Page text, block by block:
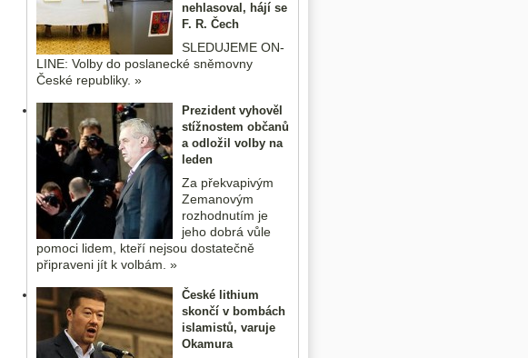
nehlasoval, hájí se
F. R. Čech
SLEDUJEME ON-
LINE: Volby do poslanecké sněmovny
České republiky. »
Prezident vyhověl
stížnostem občanů
a odložil volby na
leden
Za překvapivým
Zemanovým
rozhodnutím je
jeho dobrá vůle
pomoci lidem, kteří nejsou dostatečně
připraveni jít k volbám. »
České lithium
skončí v bombách
islamistů, varuje
Okamura